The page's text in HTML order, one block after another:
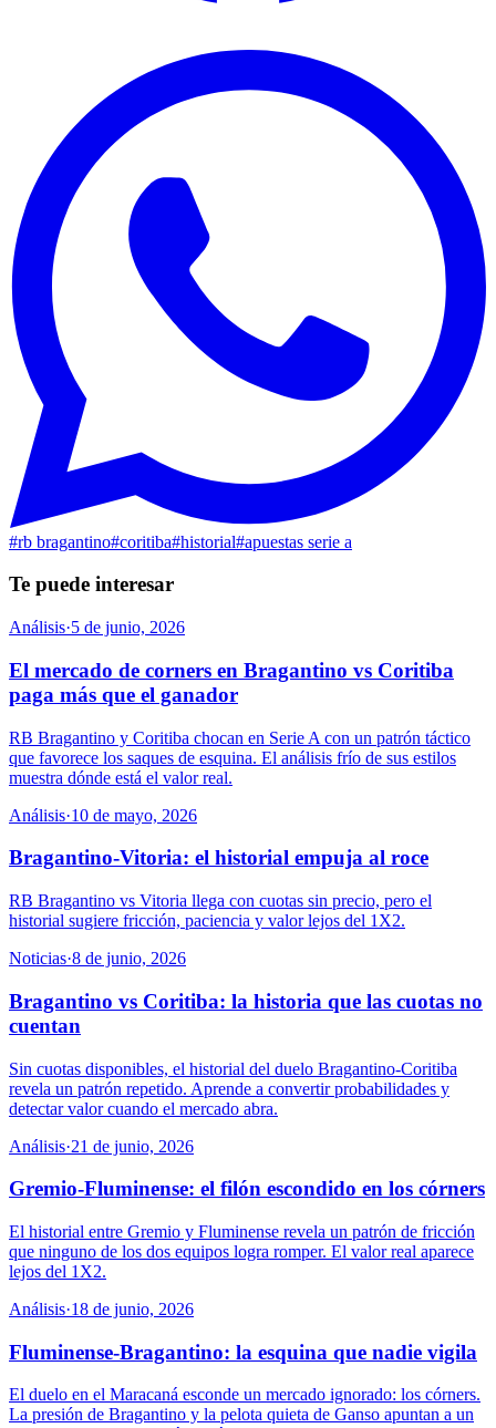
#rb bragantino#coritiba#historial#apuestas serie a
Te puede interesar
Análisis·5 de junio, 2026
El mercado de corners en Bragantino vs Coritiba
paga más que el ganador
RB Bragantino y Coritiba chocan en Serie A con un patrón táctico
que favorece los saques de esquina. El análisis frío de sus estilos
muestra dónde está el valor real.
Análisis·10 de mayo, 2026
Bragantino-Vitoria: el historial empuja al roce
RB Bragantino vs Vitoria llega con cuotas sin precio, pero el
historial sugiere fricción, paciencia y valor lejos del 1X2.
Noticias·8 de junio, 2026
Bragantino vs Coritiba: la historia que las cuotas no
cuentan
Sin cuotas disponibles, el historial del duelo Bragantino-Coritiba
revela un patrón repetido. Aprende a convertir probabilidades y
detectar valor cuando el mercado abra.
Análisis·21 de junio, 2026
Gremio-Fluminense: el filón escondido en los córners
El historial entre Gremio y Fluminense revela un patrón de fricción
que ninguno de los dos equipos logra romper. El valor real aparece
lejos del 1X2.
Análisis·18 de junio, 2026
Fluminense-Bragantino: la esquina que nadie vigila
El duelo en el Maracaná esconde un mercado ignorado: los córners.
La presión de Bragantino y la pelota quieta de Ganso apuntan a un